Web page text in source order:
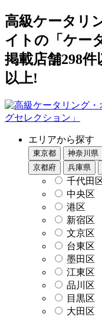
高級ケータリ
イトの「ケー
掲載店舗298
以上!
エリアから探す
東京都 神奈川県
京都府
兵庫県
千代田
中央区
港区
新宿区
文京区
台東区
墨田区
江東区
品川区
目黒区
大田区